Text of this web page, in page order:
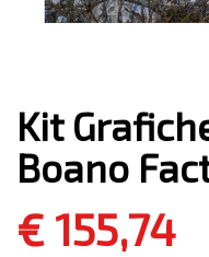
Kit
Boano
€ 155,74